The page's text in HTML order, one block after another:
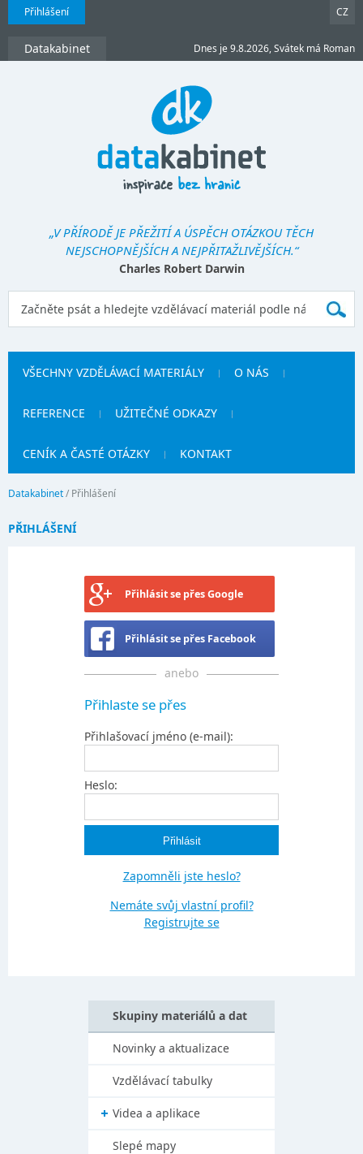
Přihlášení CZ
Datakabinet Dnes je 9.8.2026, Svátek má Roman
„V PŘÍRODĚ JE PŘEŽITÍ A ÚSPĚCH OTÁZKOU TĚCH
NEJSCHOPNĚJŠÍCH A NEJPŘITAŽLIVĚJŠÍCH.“
Charles Robert Darwin
VŠECHNY VZDĚLÁVACÍ MATERIÁLY O NÁS
REFERENCE UŽITEČNÉ ODKAZY
CENÍK A ČASTÉ OTÁZKY KONTAKT
Datakabinet/ Přihlášení
PŘIHLÁŠENÍ
Přihlásit se přes Google
Přihlásit se přes Facebook
anebo
Přihlaste se přes
Přihlašovací jméno (e-mail):
Heslo:
Zapomněli jste heslo?
Nemáte svůj vlastní profil?
Registrujte se
Skupiny materiálů a dat
Novinky a aktualizace
Vzdělávací tabulky
Videa a aplikace
Slepé mapy